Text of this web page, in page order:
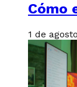
Cómo
1 de